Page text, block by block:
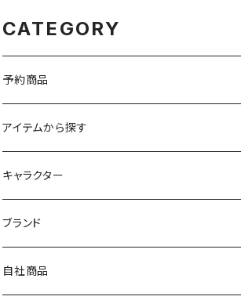
CATEGORY
予約商品
アイテムから探す
九谷焼
マグ＆カップ
プレート
キャラクター
ムーミン
80th記念アイテム
MOOMIN ANIMATION
ブランド
LA AMYS(エミーズ)
自社商品